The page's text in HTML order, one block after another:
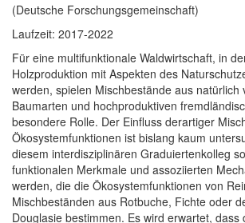
(Deutsche Forschungsgemeinschaft)
Laufzeit: 2017-2022
Für eine multifunktionale Waldwirtschaft, in
Holzproduktion mit Aspekten des
werden, spielen Mischbestände aus natürlich
Baumarten und hochproduktiven
besondere Rolle. Der Einfluss derartiger
Ökosystemfunktionen ist bislang kaum
diesem interdisziplinären Graduiertenkolleg
funktionalen Merkmale und assoziierten
werden, die die Ökosystemfunktionen von
Mischbeständen aus Rotbuche, Fichte oder
Douglasie bestimmen. Es wird erwartet, dass